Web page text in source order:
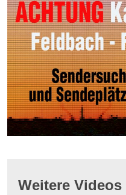
Weitere Videos